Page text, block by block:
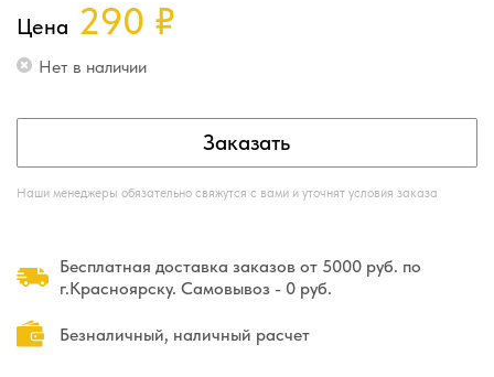
Цена 290 ₽
Нет в наличии
Заказать
Наши менеджеры обязательно свяжутся с вами и уточнят условия заказа
Бесплатная доставка заказов от 5000 руб. по
г.Красноярску. Самовывоз - 0 руб.
Безналичный, наличный расчет